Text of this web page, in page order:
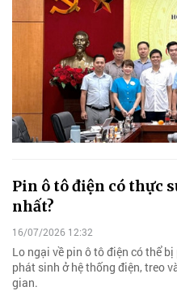
Pin ô tô điện có thực
nhất?
16/07/2026 12:32
Lo ngại về pin ô tô điện có thể
phát sinh ở hệ thống điện, treo
gian.